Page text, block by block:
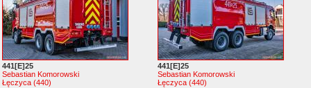
441[E]25
Sebastian Komorowski
Łęczyca (440)
441[E]25
Sebastian Komorowski
Łęczyca (440)